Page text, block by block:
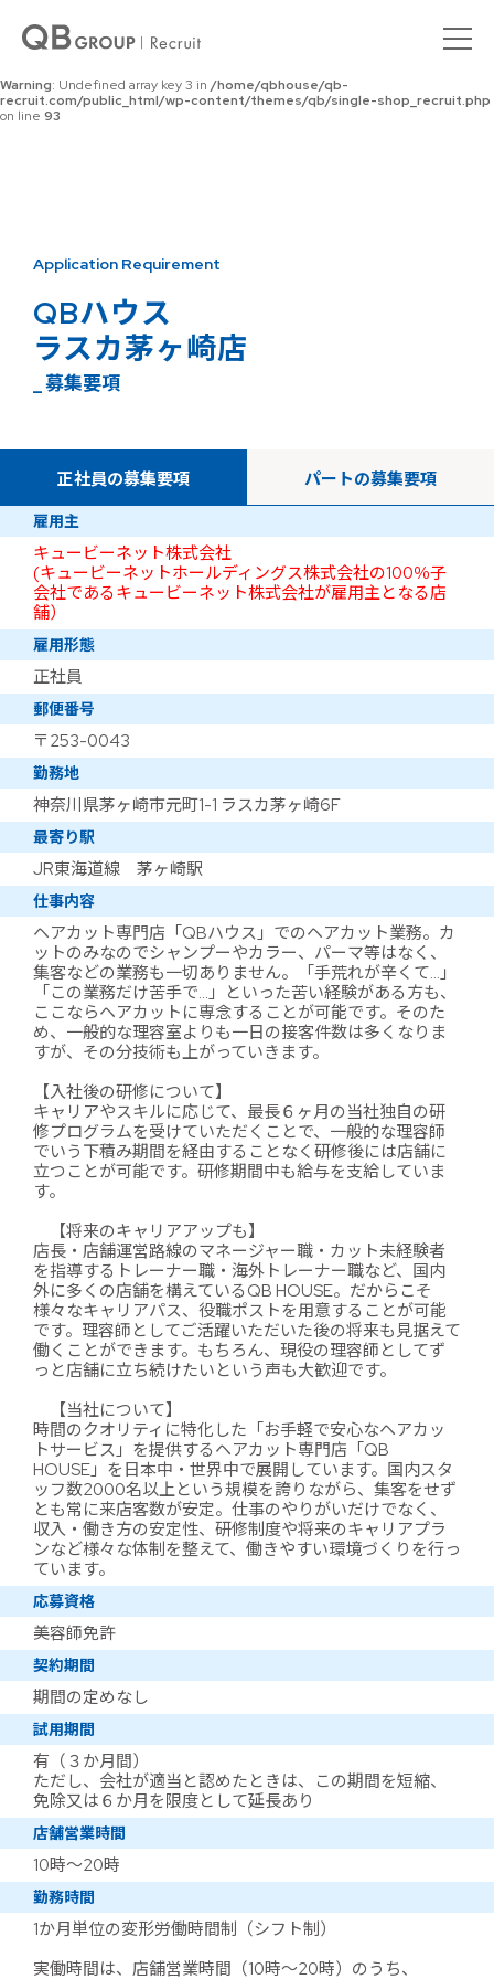
Warning : Undefined array key 0 in
recruit.com/public_html/wp-content/themes/qb/single-shop_recruit.php
on line92
Warning: Undefined array key 3 in /home/qbhouse/qb-
recruit.com/public_html/wp-content/themes/qb/single-shop_recruit.php
on line 93
Application Requirement
QBハウス
ラスカ茅ヶ崎店
_ 募集要項
正社員の募集要項 パートの募集要項
雇用主
キュービーネット株式会社
(キュービーネットホールディングス株式会社の100％子
会社であるキュービーネット株式会社が雇用主となる店
舗）
雇用形態
正社員
郵便番号
〒253-0043
勤務地
神奈川県茅ヶ崎市元町1-1 ラスカ茅ヶ崎6F
最寄り駅
JR東海道線 茅ヶ崎駅
仕事内容
ヘアカット専門店「QBハウス」でのヘアカット業務。カ
ットのみなのでシャンプーやカラー、パーマ等はなく、
集客などの業務も一切ありません。「手荒れが辛くて…」
「この業務だけ苦手で…」といった苦い経験がある方も、
ここならヘアカットに専念することが可能です。そのた
め、一般的な理容室よりも一日の接客件数は多くなりま
すが、その分技術も上がっていきます。
【入社後の研修について】
キャリアやスキルに応じて、最長６ヶ月の当社独自の研
修プログラムを受けていただくことで、一般的な理容師
でいう下積み期間を経由することなく研修後には店舗に
立つことが可能です。研修期間中も給与を支給していま
す。
【将来のキャリアアップも】
店長・店舗運営路線のマネージャー職・カット未経験者
を指導するトレーナー職・海外トレーナー職など、国内
外に多くの店舗を構えているQB HOUSE。だからこそ
様々なキャリアパス、役職ポストを用意することが可能
です。理容師としてご活躍いただいた後の将来も見据えて
働くことができます。もちろん、現役の理容師としてず
っと店舗に立ち続けたいという声も大歓迎です。
【当社について】
時間のクオリティに特化した「お手軽で安心なヘアカッ
トサービス」を提供するヘアカット専門店「QB
HOUSE」を日本中・世界中で展開しています。国内スタ
ッフ数2000名以上という規模を誇りながら、集客をせず
とも常に来店客数が安定。仕事のやりがいだけでなく、
収入・働き方の安定性、研修制度や将来のキャリアプラ
ンなど様々な体制を整えて、働きやすい環境づくりを行っ
ています。
応募資格
美容師免許
契約期間
期間の定めなし
試用期間
有（３か月間）
ただし、会社が適当と認めたときは、この期間を短縮、
免除又は６か月を限度として延長あり
店舗営業時間
10時～20時
勤務時間
1か月単位の変形労働時間制（シフト制）
実働時間は、店舗営業時間（10時～20時）のうち、